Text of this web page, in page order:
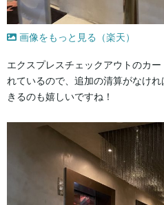
画像をもっと見る（楽天）
エクスプレスチェックアウトのカ
れているので、追加の清算がなけ
きるのも嬉しいですね！